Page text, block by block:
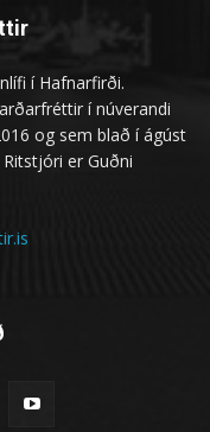
í Hafnarfirði.
í núverandi
og sem blað í ágúst
er Guðni